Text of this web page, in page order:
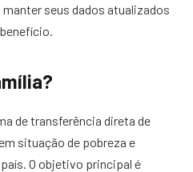
seus dados atualizados
de transferência direta de
situação de pobreza e
O objetivo principal é